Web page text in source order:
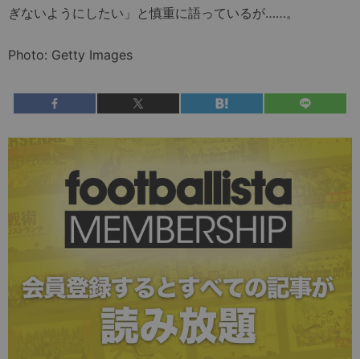
ぎないようにしたい」と慎重に語っているが……。
Photo: Getty Images